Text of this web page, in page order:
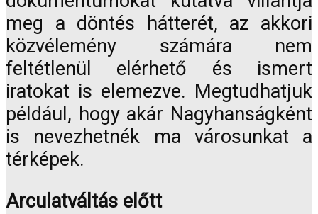
meg a döntés hátterét, az akkori
közvélemény számára nem
feltétlenül elérhető és ismert
iratokat is elemezve. Megtudhatjuk
például, hogy akár Nagyhanságként
is nevezhetnék ma városunkat a
térképek.
Arculatváltás előtt